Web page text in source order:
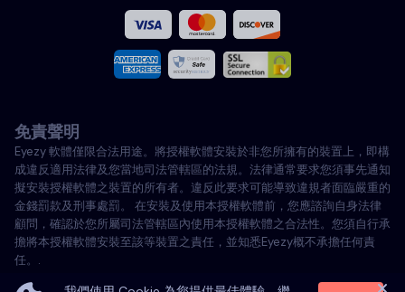
義大利語
土耳其語
波蘭語
免責聲明
Eyezy 軟體僅限合法用途。將授權軟體安裝於非您所擁有的裝置上，即構
成違反適用法律及您當地司法管轄區的法規。法律通常要求您須事先通知
擬安裝授權軟體之裝置的所有者。違反此要求可能導致違規者面臨嚴重的
金錢罰款及刑事處罰。 在安裝及使用本授權軟體前，您應諮詢自身法律
顧問，確認於您所屬司法管轄區內使用本授權軟體之合法性。您須自行承
擔將本授權軟體安裝至該等裝置之責任，並知悉Eyezy概不承擔任何責
任。.